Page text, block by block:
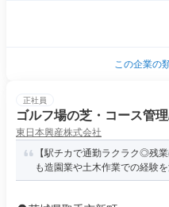
この企業の
正社員
ゴルフ場の芝・コース管
東日本興産株式会社
【駅チカで通勤ラクラク◎残
も造園業や土木作業での経験